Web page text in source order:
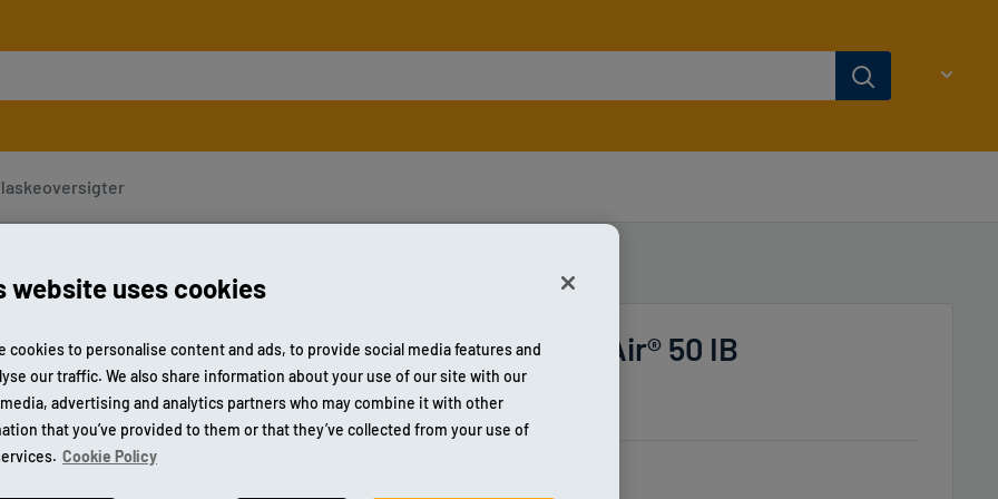
HOAF WeedAir® 50 IB
Varenr.24930
website uses cookies
cookies to personalise content and ads, to provide social media features and
our traffic. We also share information about your use of our site with our
advertising and analytics partners who may combine it with other
that you’ve provided to them or that they’ve collected from your use of
Cookie Policy